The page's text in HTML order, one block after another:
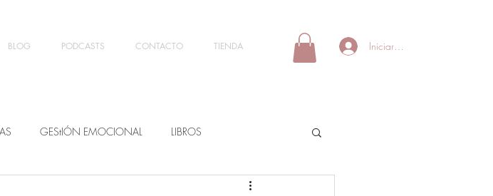
BLOG PODCASTS CONTACTO TIENDA Iniciar sesión
GEStIÓN EMOCIONAL LIBROS